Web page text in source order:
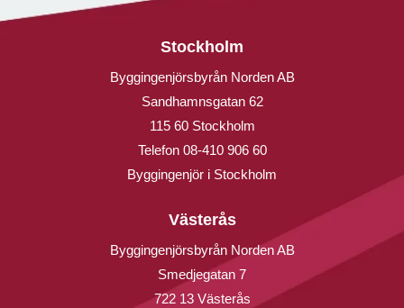
Stockholm
Byggingenjörsbyrån Norden AB
Sandhamnsgatan 62
115 60 Stockholm
Telefon 08-410 906 60
Byggingenjör i Stockholm
Västerås
Byggingenjörsbyrån Norden AB
Smedjegatan 7
722 13 Västerås